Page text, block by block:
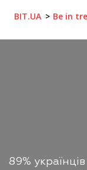
BIT.UA Be in
89%